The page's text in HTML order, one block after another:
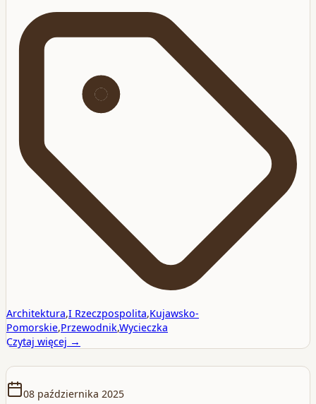
Architektura,I Rzeczpospolita,Kujawsko-
Pomorskie,Przewodnik,Wycieczka
Czytaj więcej →
08 października 2025